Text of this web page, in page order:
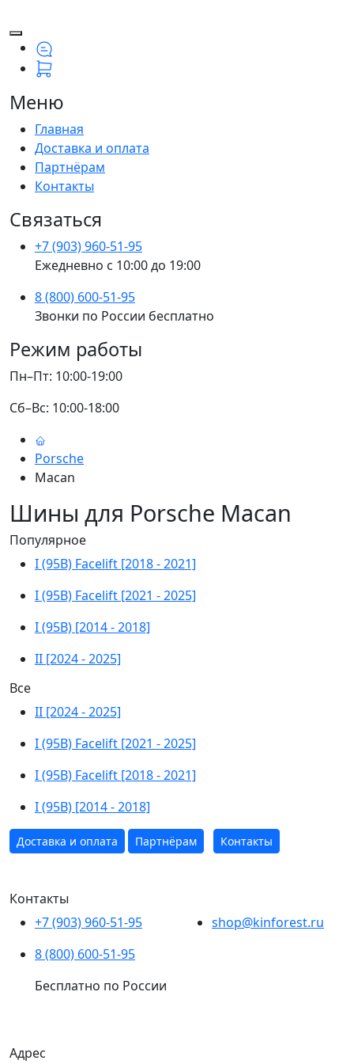
Меню
Главная
Доставка и оплата
Партнёрам
Контакты
Связаться
+7 (903) 960-51-95
Ежедневно с 10:00 до 19:00
8 (800) 600-51-95
Звонки по России бесплатно
Режим работы
Пн–Пт: 10:00-19:00
Сб–Вс: 10:00-18:00
Porsche
Macan
Шины для Porsche Macan
Популярное
I (95B) Facelift [2018 - 2021]
I (95B) Facelift [2021 - 2025]
I (95B) [2014 - 2018]
II [2024 - 2025]
Все
II [2024 - 2025]
I (95B) Facelift [2021 - 2025]
I (95B) Facelift [2018 - 2021]
I (95B) [2014 - 2018]
Доставка и оплата Партнёрам Контакты
Контакты
+7 (903) 960-51-95
8 (800) 600-51-95
Бесплатно по России
shop@kinforest.ru
Адрес